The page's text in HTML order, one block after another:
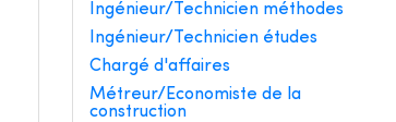
Ingénieur/Technicien méthodes
Ingénieur/Technicien études
Chargé d'affaires
Métreur/Economiste de la
construction